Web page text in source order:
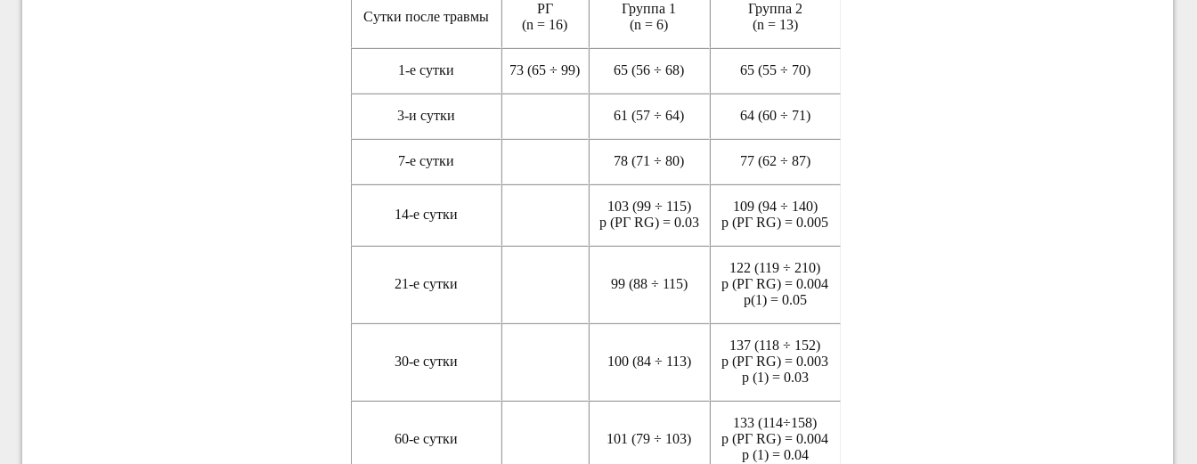
Сутки после травмы
РГ
(n = 16)
Группа 1
(n =6)
Группа 2
(n = 13)
1-е сутки 73 (65 ÷ 99) 65 (56 ÷ 68) 65 (55 ÷ 70)
3-и сутки 61 (57 ÷ 64) 64 (60 ÷ 71)
7-е сутки 78 (71 ÷ 80) 77 (62 ÷ 87)
14-е сутки
103 (99 ÷ 115)
р (РГ RG) = 0.03
109 (94 ÷ 140)
р (РГ RG) = 0.005
21-е сутки 99 (88 ÷ 115)
122 (119 ÷ 210)
р (РГ RG) = 0.004
р(1) = 0.05
30-е сутки 100 (84 ÷ 113)
137 (118 ÷ 152)
р (РГ RG) = 0.003
р (1) = 0.03
60-е сутки 101 (79 ÷ 103)
133 (114÷158)
р (РГ RG) = 0.004
р (1) = 0.04